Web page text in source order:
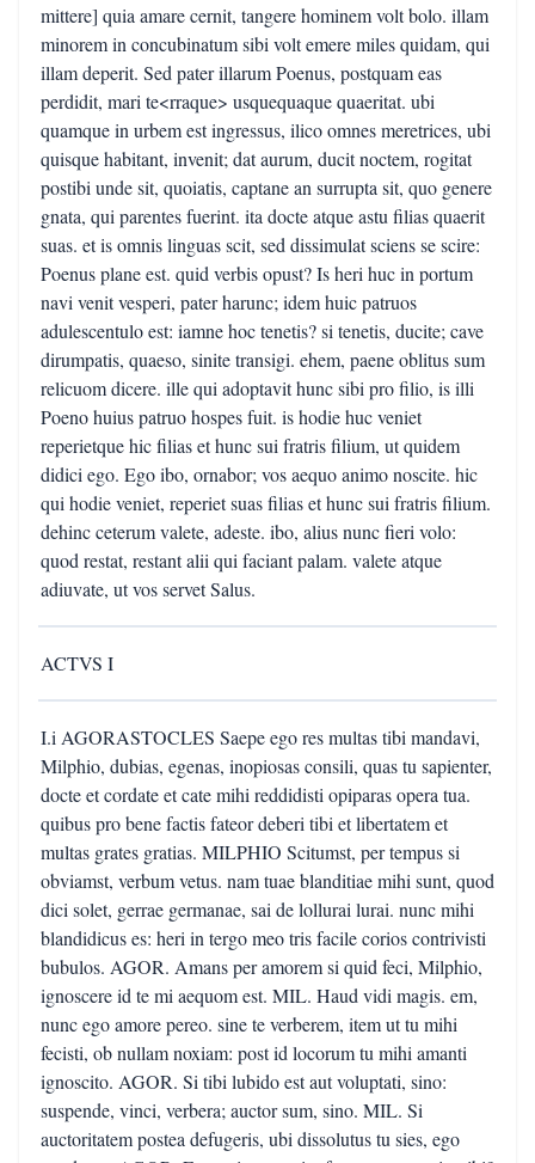
mittere] quia amare cernit, tangere hominem volt bolo. illam
minorem in concubinatum sibi volt emere miles quidam, qui
illam deperit. Sed pater illarum Poenus, postquam eas
perdidit, mari te<rraque> usquequaque quaeritat. ubi
quamque in urbem est ingressus, ilico omnes meretrices, ubi
quisque habitant, invenit; dat aurum, ducit noctem, rogitat
postibi unde sit, quoiatis, captane an surrupta sit, quo genere
gnata, qui parentes fuerint. ita docte atque astu filias quaerit
suas. et is omnis linguas scit, sed dissimulat sciens se scire:
Poenus plane est. quid verbis opust? Is heri huc in portum
navi venit vesperi, pater harunc; idem huic patruos
adulescentulo est: iamne hoc tenetis? si tenetis, ducite; cave
dirumpatis, quaeso, sinite transigi. ehem, paene oblitus sum
relicuom dicere. ille qui adoptavit hunc sibi pro filio, is illi
Poeno huius patruo hospes fuit. is hodie huc veniet
reperietque hic filias et hunc sui fratris filium, ut quidem
didici ego. Ego ibo, ornabor; vos aequo animo noscite. hic
qui hodie veniet, reperiet suas filias et hunc sui fratris filium.
dehinc ceterum valete, adeste. ibo, alius nunc fieri volo:
quod restat, restant alii qui faciant palam. valete atque
adiuvate, ut vos servet Salus.
ACTVS I
I.i AGORASTOCLES Saepe ego res multas tibi mandavi,
Milphio, dubias, egenas, inopiosas consili, quas tu sapienter,
docte et cordate et cate mihi reddidisti opiparas opera tua.
quibus pro bene factis fateor deberi tibi et libertatem et
multas grates gratias. MILPHIO Scitumst, per tempus si
obviamst, verbum vetus. nam tuae blanditiae mihi sunt, quod
dici solet, gerrae germanae, sai de lollurai lurai. nunc mihi
blandidicus es: heri in tergo meo tris facile corios contrivisti
bubulos. AGOR. Amans per amorem si quid feci, Milphio,
ignoscere id te mi aequom est. MIL. Haud vidi magis. em,
nunc ego amore pereo. sine te verberem, item ut tu mihi
fecisti, ob nullam noxiam: post id locorum tu mihi amanti
ignoscito. AGOR. Si tibi lubido est aut voluptati, sino:
suspende, vinci, verbera; auctor sum, sino. MIL. Si
auctoritatem postea defugeris, ubi dissolutus tu sies, ego